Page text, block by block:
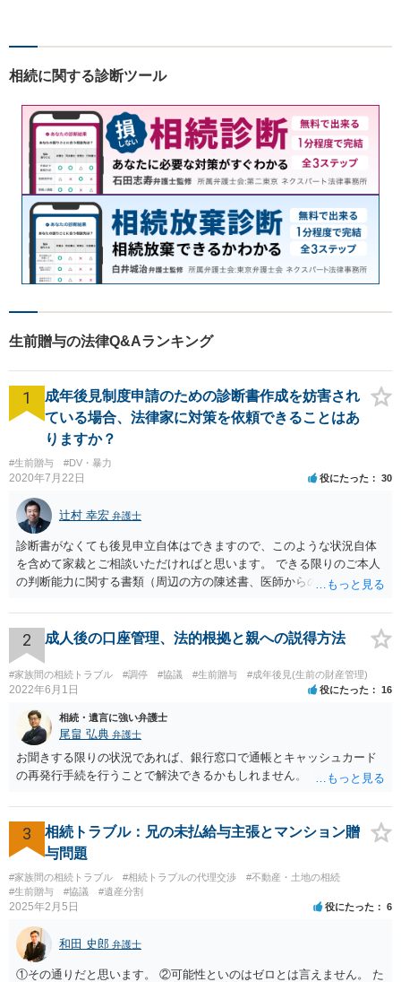
い」という方も、まずはお気
相続に関する診断ツール
生前贈与の法律Q&Aランキング
1
成年後見制度申請のための診断書作成を妨害され
ている場合、法律家に対策を依頼できることはあ
りますか？
#生前贈与 #DV・暴力
2020年7月22日 役にたった 30
辻村 幸宏 弁護士
診断書がなくても後見申立自体はできますので、このような状況自体
を含めて家裁とご相談いただければと思います。 できる限りのご本人
の判断能力に関する書類（周辺の方の陳述書、医師からの聴取書等）
をしていただければそこから先は進むのではないかと存じます。 ま
た、Aさんの意向を酌みすぎるあまりに後見申立ができない状況にして
いる施設の問題もありますので、当該地域の地域包括支援センターに
ご相談されるのもひとつの方法です。
2 成人後の口座管理、法的根拠と親への説得方法
#家族間の相続トラブル #調停 #協議 #生前贈与 #成年後見(生前の財産管理)
2022年6月1日 役にたった 16
相続・遺言に強い弁護士
尾畠 弘典 弁護士
お聞きする限りの状況であれば、銀行窓口で通帳とキャッシュカード
の再発行手続を行うことで解決できるかもしれません。
3
相続トラブル：兄の未払給与主張とマンション贈
与問題
#家族間の相続トラブル #相続トラブルの代理交渉
#不動産・土地の相続
#生前贈与
#協議 #遺産分割
2025年2月5日 役にたった 6
和田 史郎 弁護士
①その通りだと思います。 ②可能性といのはゼロとは言えません。 た